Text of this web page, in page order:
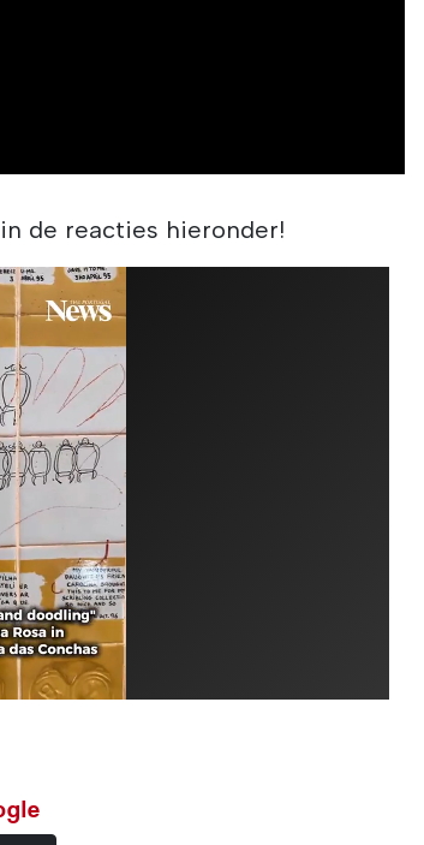
de reacties hieronder!